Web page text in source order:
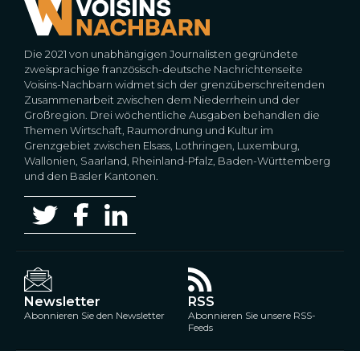
Die 2021 von unabhängigen Journalisten gegründete
zweisprachige französisch-deutsche Nachrichtenseite
Voisins-Nachbarn widmet sich der grenzüberschreitenden
Zusammenarbeit zwischen dem Niederrhein und der
Großregion. Drei wöchentliche Ausgaben behandlen die
Themen Wirtschaft, Raumordnung und Kultur im
Grenzgebiet zwischen Elsass, Lothringen, Luxemburg,
Wallonien, Saarland, Rheinland-Pfalz, Baden-Württemberg
und den Basler Kantonen.
Newsletter
Abonnieren Sie den Newsletter
RSS
Abonnieren Sie unsere RSS-
Feeds